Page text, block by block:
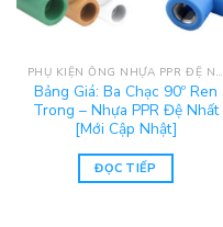
PHỤ KIỆN ỐNG NHỰA PPR ĐỆ NHẤT
Bảng Giá: Ba Chạc 90º Ren
Trong – Nhựa PPR Đệ Nhất
[Mới Cập Nhật]
ĐỌC TIẾP